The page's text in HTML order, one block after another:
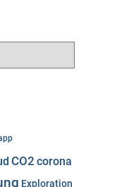
CO2 corona
Exploration